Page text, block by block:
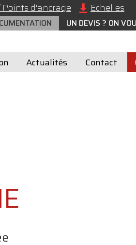
d'ancrage Echelles
UN DEVIS ? ON
Actualités Contact